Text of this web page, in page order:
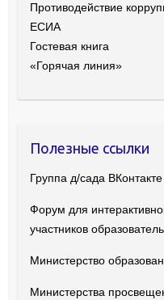
Противодействие
ЕСИА
Гостевая книга
«Горячая линия»
Полезные ссылки
Группа д/сада ВКонтакте
Форум для
участников
Министерство
Министерства